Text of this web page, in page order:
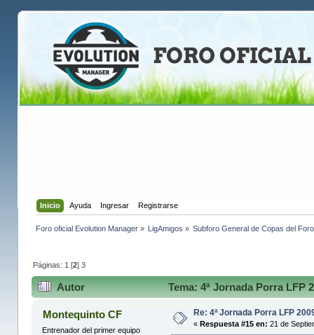
Inicio Ayuda Ingresar Registrarse
Foro oficial Evolution Manager» LigAmigos » Subforo General de Copas del
Páginas: 1 [2] 3
Autor Tema: 4ª Jornada Porra LFP
Montequinto CF
Entrenador del primer equipo
Re: 4ª Jornada Porra LFP
«Respuesta #15 en: 21 de